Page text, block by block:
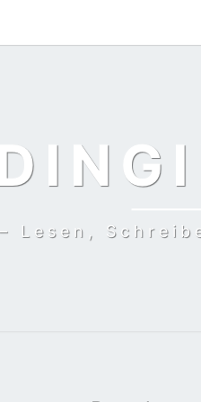
– Lesen,